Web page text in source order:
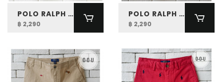
POLO RALPH LAUREN BOYS POLO PONY STRETCH CHINO SHORT
฿ 2,290
POLO RALPH LAUREN BOYS POLO PONY STRETCH CHINO SHORT
฿ 2,290